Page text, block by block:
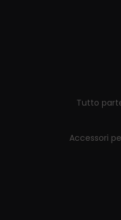
Tutto
Accessori